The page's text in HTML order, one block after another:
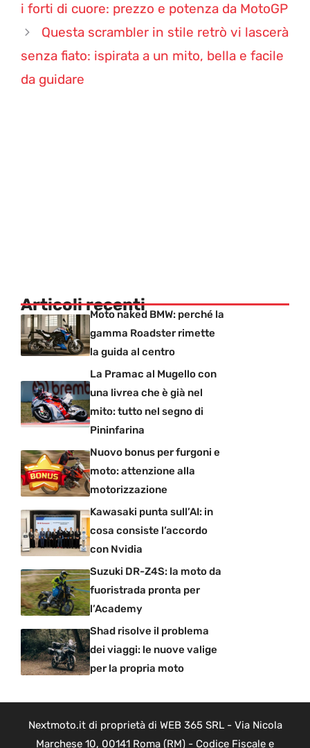
i forti di cuore: prezzo e potenza da MotoGP
Questa scrambler in stile retrò vi lascerà
senza fiato: ispirata a un mito, bella e facile
da guidare
Articoli recentiMoto naked BMW: perché la
gamma Roadster rimette
la guida al centro
La Pramac al Mugello con
una livrea che è già nel
mito: tutto nel segno di
Pininfarina
Nuovo bonus per furgoni e
moto: attenzione alla
motorizzazione
Kawasaki punta sull’AI: in
cosa consiste l’accordo
con Nvidia
Suzuki DR-Z4S: la moto da
fuoristrada pronta per
l’Academy
Shad risolve il problema
dei viaggi: le nuove valige
per la propria moto
Nextmoto.it di proprietà di WEB 365 SRL - Via Nicola
Marchese 10, 00141 Roma (RM) - Codice Fiscale e